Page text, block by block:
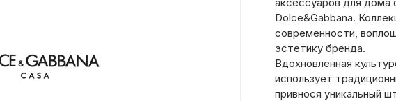
Dolce&Gabbana.
современности,
эстетику бренда.
Вдохновленная
использует
привнося уникальный